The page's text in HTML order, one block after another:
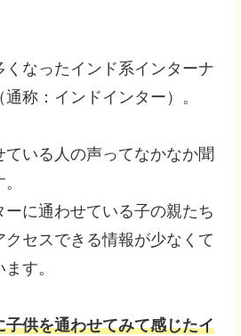
なったインド系インターナ
称：インドインター）。
いる人の声ってなかなか聞
に通わせている子の親たち
クセスできる情報が少なくて
す。
子供を通わせてみて感じたイ